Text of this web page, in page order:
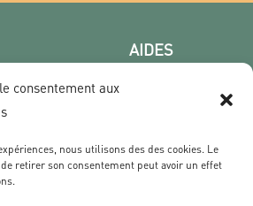
consentement aux
nous utilisons des des cookies. Le
retirer son consentement peut avoir un effet
AIDES